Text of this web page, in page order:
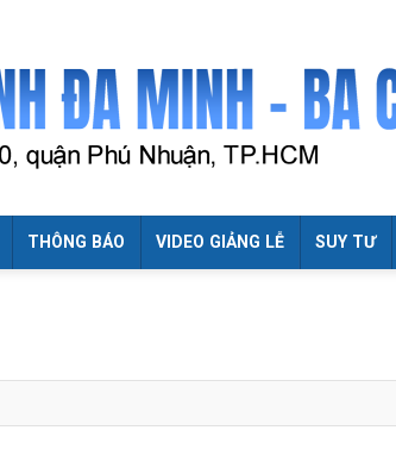
THÔNG BÁO VIDEO GIẢNG LỄ SUY TƯ